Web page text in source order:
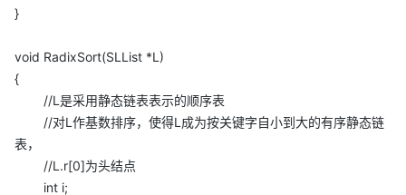
}
void RadixSort(SLList *L)
{
//L是采用静态链表表示的顺序表
//对L作基数排序，使得L成为按关键字自小到大的有序静态链
表，
//L.r[0]为头结点
int i;